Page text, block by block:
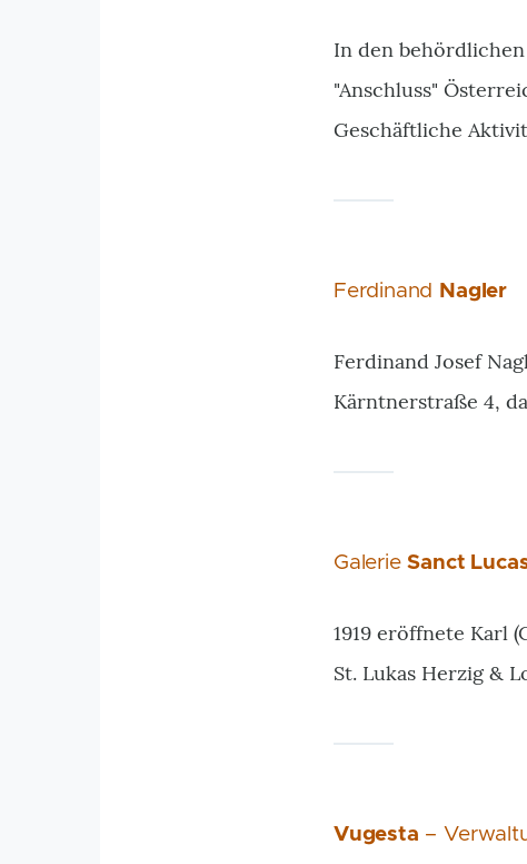
In den
"Anschluss"
Geschäftliche
Ferdinand Nagler
Ferdinand Josef
Kärntnerstraße 4,
GalerieSanct
1919 eröffnete Karl
St. Lukas Herzig &
Vugesta –